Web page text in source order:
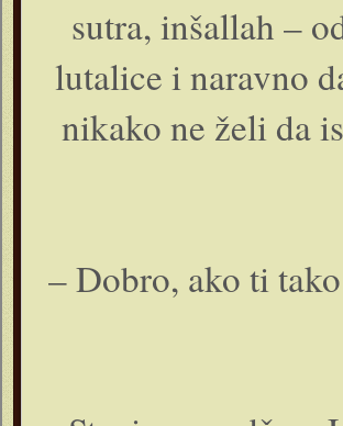
sutra, inšallah –
lutalice i naravno
nikako ne želi da
– Dobro, ako ti